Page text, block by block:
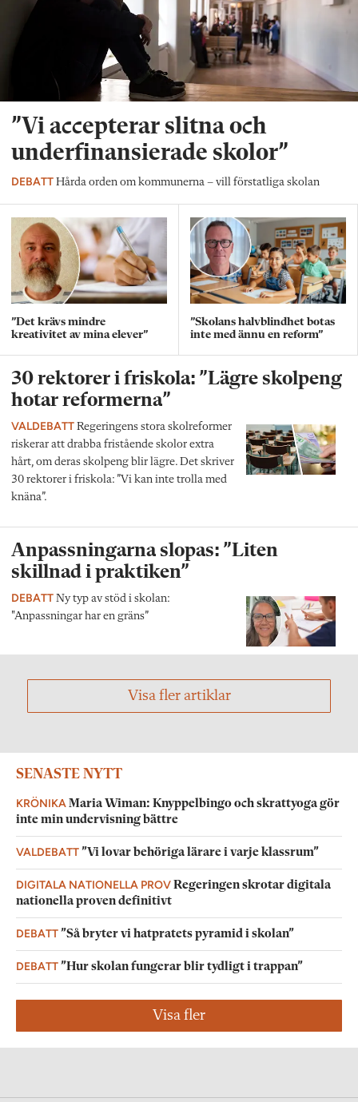
”Vi accepterar slitna och
underfinansierade skolor”
DEBATT Hårda orden om kommunerna – vill förstatliga skolan
”Det krävs mindre
kreativitet av mina elever”
”Skolans halvblindhet botas
inte med ännu en reform”
30 rektorer i friskola: ”Lägre skolpeng
hotar reformerna”
VALDEBATT Regeringens stora skolreformer
riskerar att drabba fristående skolor extra
hårt, om deras skolpeng blir lägre. Det skriver
30 rektorer i friskola: ”Vi kan inte trolla med
knäna”.
Anpassningarna slopas: ”Liten
skillnad i praktiken”
DEBATT Ny typ av stöd i skolan:
"Anpassningar har en gräns”
Visa fler artiklar
SENASTE NYTT
KRÖNIKA Maria Wiman: Knyppelbingo och skrattyoga gör
inte min undervisning bättre
VALDEBATT”Vi lovar behöriga lärare i varje klassrum”
DIGITALA NATIONELLA PROVRegeringen skrotar digitala
nationella proven definitivt
DEBATT”Så bryter vi hatpratets pyramid i skolan”
DEBATT”Hur skolan fungerar blir tydligt i trappan”
Visa fler